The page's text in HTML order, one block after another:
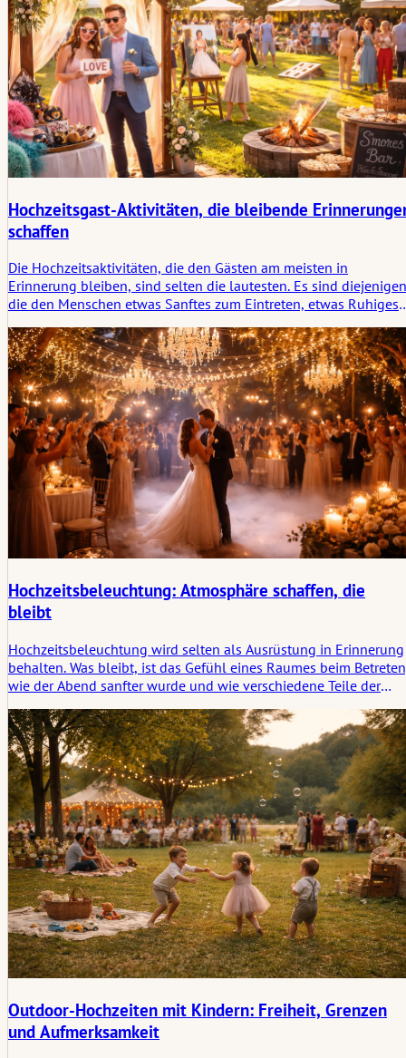
Hochzeitsgast-Aktivitäten, die bleibende
schaffen
Die Hochzeitsaktivitäten, die den Gästen am meisten in
Erinnerung bleiben, sind selten die lautesten. Es sind
die den Menschen etwas Sanftes zum Eintreten, etwas Ruhiges
Dieser Artikel untersucht, welche Arten von Hochzeitsaktivitäten
für Gäste den Menschen in Erinnerung bleiben und warum sie
einen tieferen Eindruck hinterlassen als spektakulärere
Unterhaltung.
Hochzeitsbeleuchtung: Atmosphäre schaffen, die
bleibt
Hochzeitsbeleuchtung wird selten als Ausrüstung in Erinnerung
behalten. Was bleibt, ist das Gefühl eines Raumes beim
wie der Abend sanfter wurde und wie verschiedene Teile der
schienen. Dieser Artikel betrachtet Hochzeitsbeleuchtung als
stille Struktur, die Atmosphäre formt und einen bleibenden
Eindruck hinterlässt.
Outdoor-Hochzeiten mit Kindern: Freiheit, Grenzen
und Aufmerksamkeit